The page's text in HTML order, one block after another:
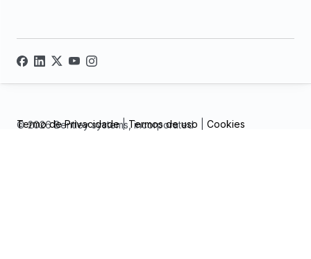
© 2026 Bentley systems, incorporated
Termo de Privacidade|Termos de uso Cookies